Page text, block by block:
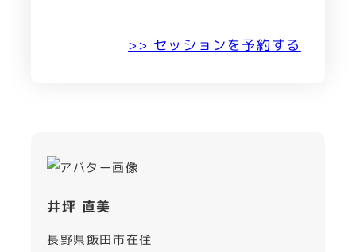
>> セッションを予約する
井坪 直美
長野県飯田市在住